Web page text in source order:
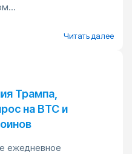
Читать далее
Трампа,
на BTC и
ежедневное